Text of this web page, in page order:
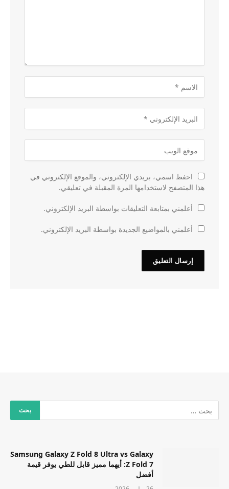
احفظ اسمي، بريدي الإلكتروني، والموقع الإلكتروني في
هذا المتصفح لاستخدامها المرة المقبلة في تعليقي.
أعلمني بمتابعة التعليقات بواسطة البريد الإلكتروني.
أعلمني بالمواضيع الجديدة بواسطة البريد الإلكتروني.
Samsung Galaxy Z Fold 8 Ultra vs Galaxy
Z Fold 7: أيهما مميز قابل للطي يوفر قيمة
أفضل